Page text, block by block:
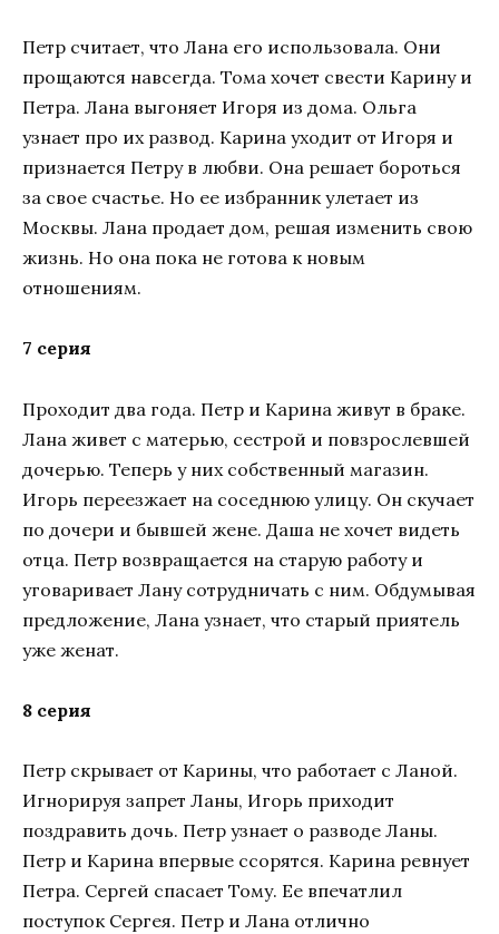
Петр считает, что Лана его использовала. Они
прощаются навсегда. Тома хочет свести Карину и
Петра. Лана выгоняет Игоря из дома. Ольга
узнает про их развод. Карина уходит от Игоря и
признается Петру в любви. Она решает бороться
за свое счастье. Но ее избранник улетает из
Москвы. Лана продает дом, решая изменить свою
жизнь. Но она пока не готова к новым
отношениям.
7 серия
Проходит два года. Петр и Карина живут в браке.
Лана живет с матерью, сестрой и повзрослевшей
дочерью. Теперь у них собственный магазин.
Игорь переезжает на соседнюю улицу. Он скучает
по дочери и бывшей жене. Даша не хочет видеть
отца. Петр возвращается на старую работу и
уговаривает Лану сотрудничать с ним. Обдумывая
предложение, Лана узнает, что старый приятель
уже женат.
8 серия
Петр скрывает от Карины, что работает с Ланой.
Игнорируя запрет Ланы, Игорь приходит
поздравить дочь. Петр узнает о разводе Ланы.
Петр и Карина впервые ссорятся. Карина ревнует
Петра. Сергей спасает Тому. Ее впечатлил
поступок Сергея. Петр и Лана отлично